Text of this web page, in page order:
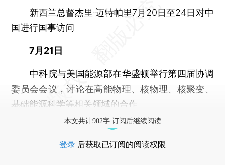
新西兰总督杰里·迈特帕里7月20日至24日对中
国进行国事访问
7月21日
中科院与美国能源部在华盛顿举行第四届协调
委员会会议，讨论在高能物理、核物理、核聚变、
基础能源科学等相关领域的合作
本文共计902字 订阅后继续阅读
登录 后获取已订阅的阅读权限